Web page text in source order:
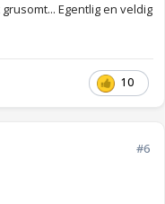
Egentlig en veldig
10
#6